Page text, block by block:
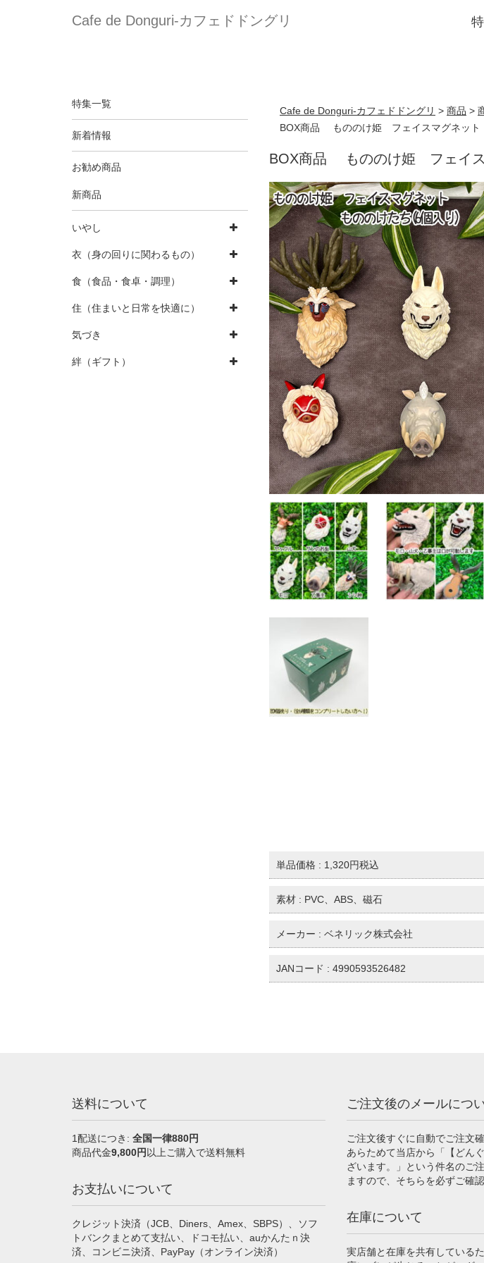
Cafe de Donguri- カフェドドングリ
Cafe de Donguri- カフェドドングリ > 商品 >
BOX商品 もののけ姫 フェイスマグネット
BOX商品 もののけ姫 フェイ
単品価格 : 1,320円税込
素材 : PVC、ABS、磁石
メーカー : ベネリック株式会社
JANコード : 4990593526482
特集一覧
新着情報
お勧め商品
新商品
いやし
衣（身の回りに関わるもの）
食（食品・食卓・調理）
住（住まいと日常を快適に）
気づき
絆（ギフト）
送料について
1配送につき: 全国一律880円
商品代金9,800円 以上ご購入で送料無料
お支払いについて
クレジット決済（JCB、Diners、Amex、SBPS）、ソフ
トバンクまとめて支払い、ドコモ払い、auかんたｎ決
済、コンビニ決済、PayPay（オンライン決済）
ご注文後のメールにつ
ご注文後すぐに自動でご注文
あらためて当店から「【どん
ざいます。」という件名のご
ますので、そちらを必ずご確認
在庫について
実店舗と在庫を共有している